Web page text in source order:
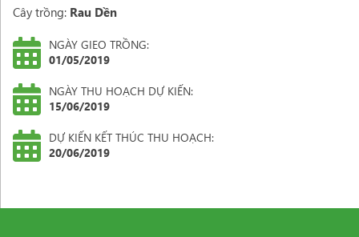
Cây trồng: Rau Dền
NGÀY GIEO TRỒNG:
01/05/2019
NGÀY THU HOẠCH DỰ KIẾN:
15/06/2019
DỰ KIẾN KẾT THÚC THU HOẠCH:
20/06/2019